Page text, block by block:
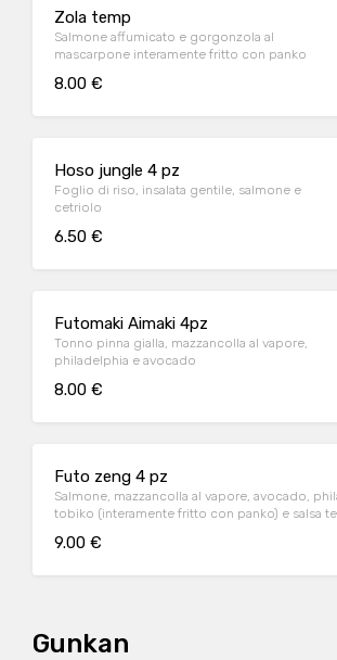
Zola temp
Salmone affumicato e gorgonzola al
mascarpone interamente fritto con panko
8.00 €
Hoso jungle 4 pz
Foglio di riso, insalata gentile, salmone e
cetriolo
6.50 €
Futomaki Aimaki 4pz
Tonno pinna gialla, mazzancolla al vapore,
philadelphia e avocado
8.00 €
Futo zeng 4 pz
Salmone, mazzancolla al vapore, avocado,
tobiko (interamente fritto con panko) e salsa
9.00 €
Gunkan